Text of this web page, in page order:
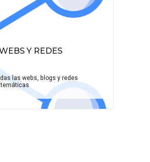
Y REDES
las webs, blogs y redes